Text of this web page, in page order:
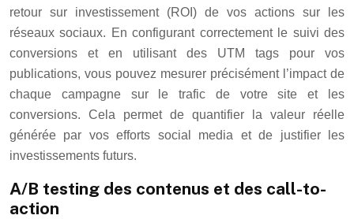
retour sur investissement (ROI) de vos actions sur les
réseaux sociaux. En configurant correctement le suivi des
conversions et en utilisant des UTM tags pour vos
publications, vous pouvez mesurer précisément l’impact de
chaque campagne sur le trafic de votre site et les
conversions. Cela permet de quantifier la valeur réelle
générée par vos efforts social media et de justifier les
investissements futurs.
A/B testing des contenus et des call-to-
action